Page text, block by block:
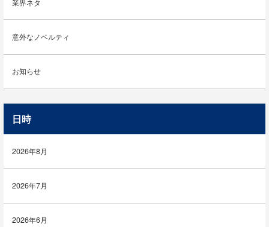
意外なノベルティ
お知らせ
日時
2026年8月
2026年7月
2026年6月